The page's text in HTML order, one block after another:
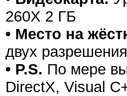
260X 2 ГБ
• Место на
двух
• P.S. По мере
DirectX, Visual